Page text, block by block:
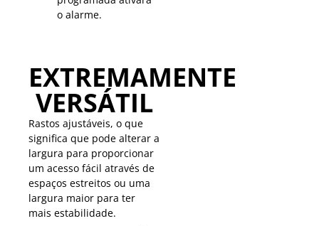
o alarme.
EXTREMAMENTE
VERSÁTIL
Rastos ajustáveis, o que
significa que pode alterar a
largura para proporcionar
um acesso fácil através de
espaços estreitos ou uma
largura maior para ter
mais estabilidade.